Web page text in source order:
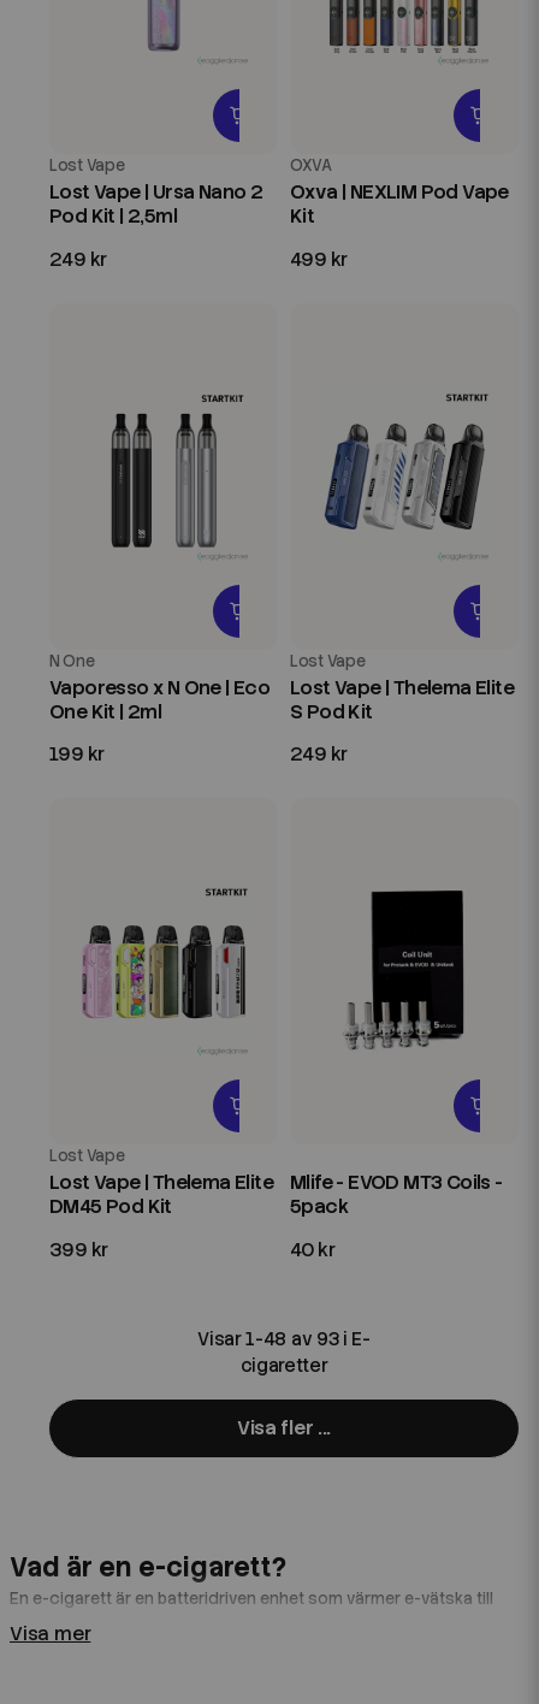
Lost Vape
Lost Vape | Ursa Nano 2
Pod Kit | 2,5ml
249 kr
OXVA
Oxva | NEXLIM Pod Vape
Kit
499 kr
N One
Vaporesso x N One | Eco
One Kit | 2ml
199 kr
Lost Vape
Lost Vape | Thelema Elite
S Pod Kit
249 kr
Lost Vape
Lost Vape | Thelema Elite
DM45 Pod Kit
399 kr
Mlife - EVOD MT3 Coils -
5pack
40 kr
Visar 1-48 av 93 i E-
cigaretter
Visa fler ...
Vad är en e-cigarett?
En e-cigarett är en batteridriven enhet som värmer e-vätska till
ånga genom en uppvärmd coil. Vätskan transporteras från tank
eller pod till coilens veke där den förångas.
Visa mer